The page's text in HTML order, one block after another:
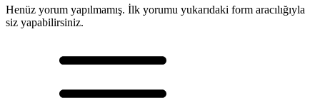
Henüz yorum yapılmamış. İlk yorumu yukarıdaki form aracılığıyla
siz yapabilirsiniz.